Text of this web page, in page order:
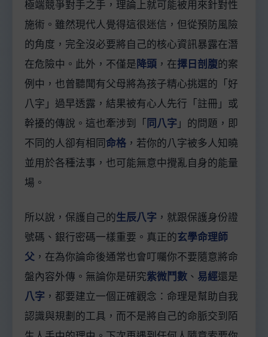
極端競爭對手之手，理論上就可能被用來針對性
施術。雖然現代人覺得這很迷信，但從預防風險
的角度，完全沒必要將自己的核心資訊暴露在潛
在危險中。此外，不僅是 降頭 ，在擇日剖腹的案
例中，也曾聽聞有父母將為孩子精心挑選的「好
八字」過早透露，結果被有心人先行「註冊」或
幹擾的傳說。這也牽涉到「 同八字 」的問題，即
不同的人卻有相同 命格 ，若你的八字被多人知曉
並用於各種法事，也可能無意中攪亂自身的能量
場。
所以說，保護自己的生辰八字 ，就跟保護身份證
號碼、銀行密碼一樣重要。真正的玄學命理師
父 ，在為你論命後通常也會叮囑你不要隨意將命
盤內容外傳。無論你是研究紫微鬥數 、 易經還是
八字 ，都要建立一個正確觀念：命理是幫助自我
認識與規劃的工具，而不是將自己的命脈交到陌